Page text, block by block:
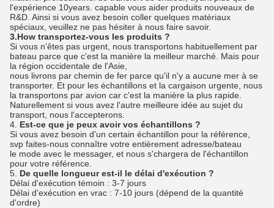
l'expérience 10years. capable vous aider produits nouveaux de
R&D. Ainsi si vous avez besoin coller quelques matériaux
spéciaux, veuillez ne pas hésiter à nous faire savoir.
3.How transportez-vous les produits ?
Si vous n'êtes pas urgent, nous transportons habituellement par
bateau parce que c'est la manière la meilleur marché. Mais pour
la région occidentale de l'Asie,
nous livrons par chemin de fer parce qu'il n'y a aucune mer à se
transporter. Et pour les échantillons et la cargaison urgente, nous
la transportons par avion car c'est la manière la plus rapide.
Naturellement si vous avez l'autre meilleure idée au sujet du
transport, nous l'accepterons.
4. Est-ce que je peux avoir vos échantillons ?
Si vous avez besoin d'un certain échantillon pour la référence,
svp faites-nous connaître votre entièrement adresse/bateau
le mode avec le messager, et nous s'chargera de l'échantillon
pour votre référence.
5. De quelle longueur est-il le délai d'exécution ?
Délai d'exécution témoin : 3-7 jours
Délai d'exécution en vrac : 7-10 jours (dépend de la quantité
d'ordre)